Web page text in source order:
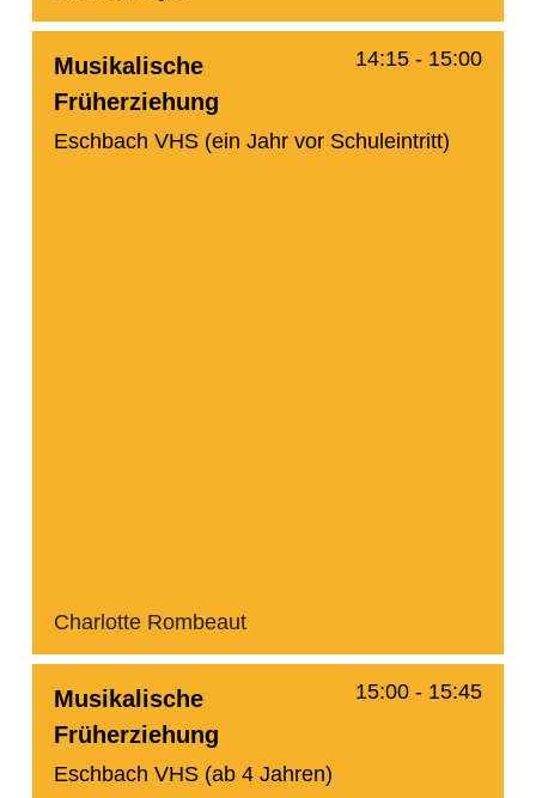
14:15 - 15:00
Musikalische
Früherziehung
Eschbach VHS (ein Jahr vor Schuleintritt)
Charlotte Rombeaut
15:00 - 15:45
Musikalische
Früherziehung
Eschbach VHS (ab 4 Jahren)